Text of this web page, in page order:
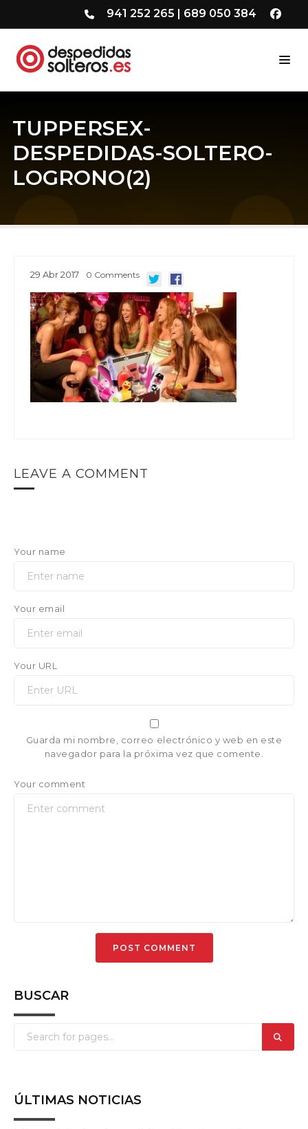
941 252 265 | 689 050 384
TUPPERSEX-
DESPEDIDAS-SOLTERO-
LOGRONO(2)
29 Abr2017 0 Comments
LEAVE A COMMENT
Your name
Your email
Your URL
Guarda mi nombre, correo electrónico y web en este
navegador para la próxima vez que comente.
Your comment
BUSCAR
ÚLTIMAS NOTICIAS